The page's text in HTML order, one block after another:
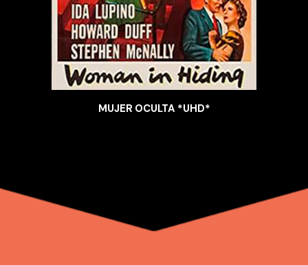
MUJER OCULTA *UHD*